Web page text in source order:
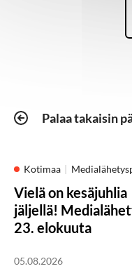
Palaa takaisin
Kotimaa
Vielä on kesäjuhlia
jäljellä!
23. elokuuta
05.08.2026